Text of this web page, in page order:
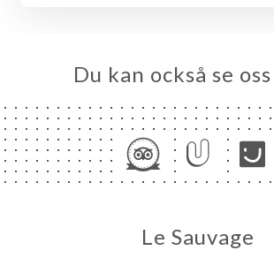
Du kan också se
Le Sauvage